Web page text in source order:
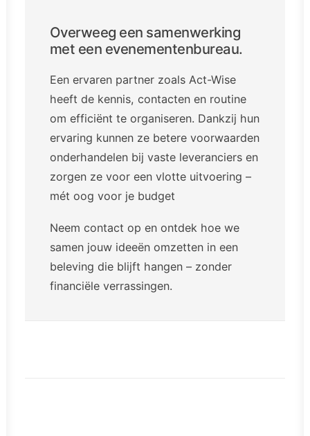
Overweeg een samenwerking
met een evenementenbureau.
Een ervaren partner zoals Act-Wise
heeft de kennis, contacten en routine
om efficiënt te organiseren. Dankzij hun
ervaring kunnen ze betere voorwaarden
onderhandelen bij vaste leveranciers en
zorgen ze voor een vlotte uitvoering –
mét oog voor je budget
Neem contact op en ontdek hoe we
samen jouw ideeën omzetten in een
beleving die blijft hangen – zonder
financiële verrassingen.